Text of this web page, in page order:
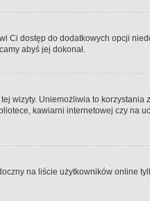
Ci dostęp do dodatkowych opcji
abyś jej dokonał.
wizyty. Uniemożliwia to korzystania
kawiarni internetowej czy na
na liście użytkowników online